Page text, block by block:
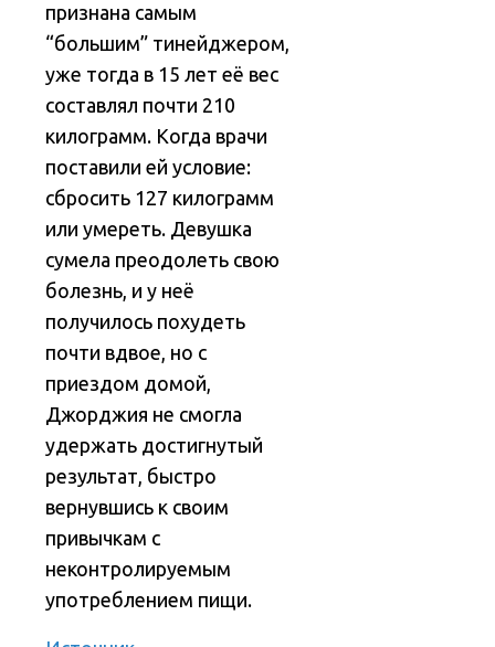
признана самым
“большим” тинейджером,
уже тогда в 15 лет её вес
составлял почти 210
килограмм. Когда врачи
поставили ей условие:
сбросить 127 килограмм
или умереть. Девушка
сумела преодолеть свою
болезнь, и у неё
получилось похудеть
почти вдвое, но с
приездом домой,
Джорджия не смогла
удержать достигнутый
результат, быстро
вернувшись к своим
привычкам с
неконтролируемым
употреблением пищи.